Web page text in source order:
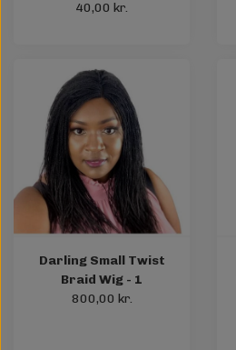
40,00 kr.
Darling Small Twist
Braid Wig - 1
800,00 kr.